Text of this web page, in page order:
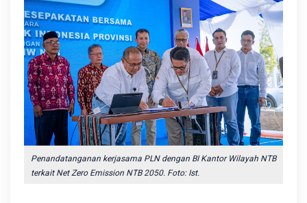
Penandatanganan kerjasama PLN dengan BI Kantor Wilayah NTB
terkait Net Zero Emission NTB 2050. Foto: Ist.